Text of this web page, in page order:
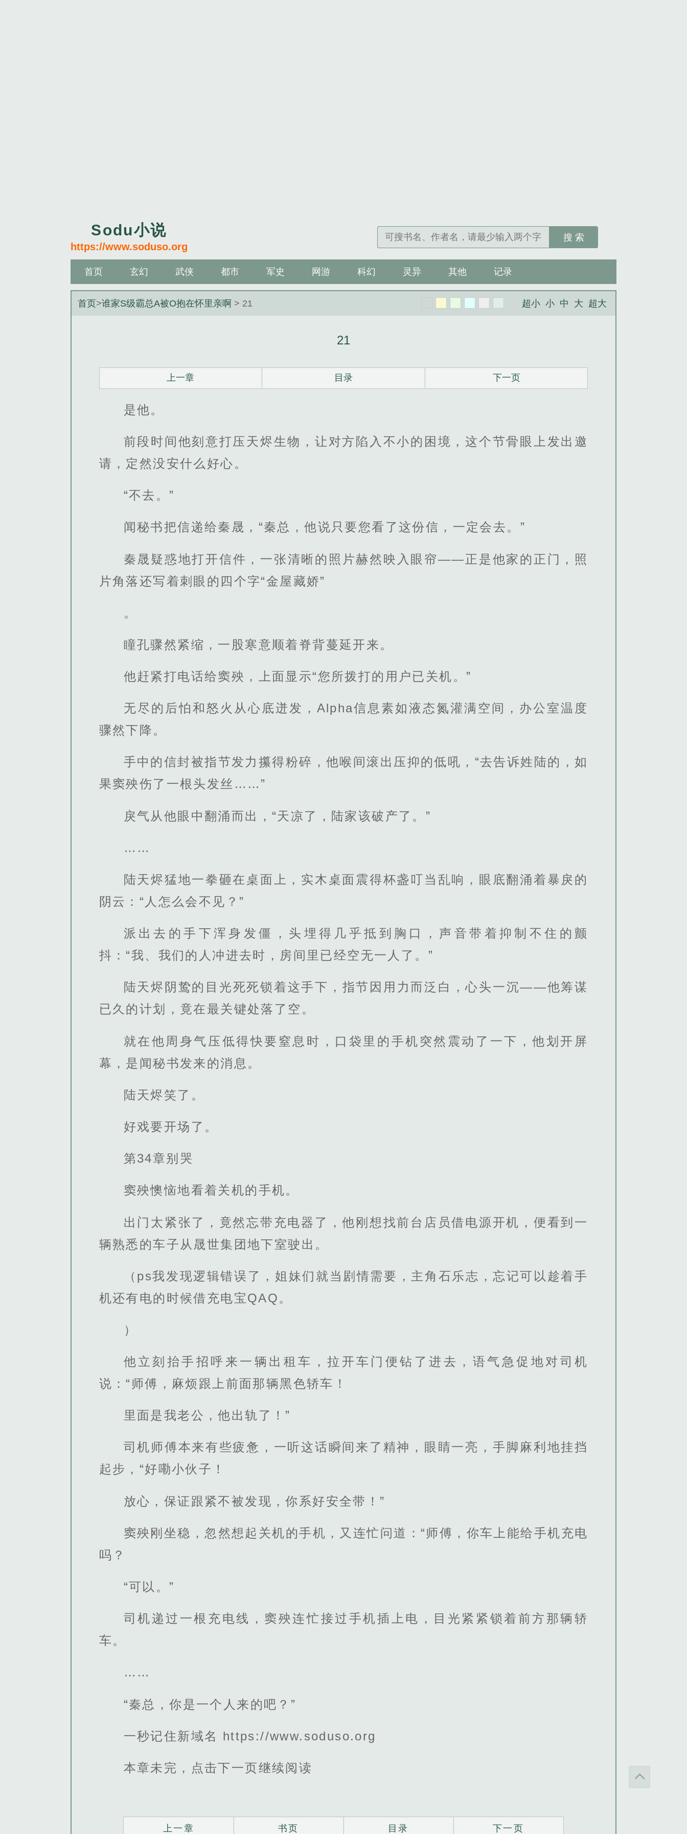
Sodu小说
https://www.soduso.org
搜 索
首页 玄幻 武侠 都市 军史 网游 科幻 灵异 其他 记录
首页>谁家S级霸总A被O抱在怀里亲啊 > 21 超小 小 中 大 超大
21
上一章 目录 下一页
是他。
前段时间他刻意打压天烬生物，让对方陷入不小的困境，这个节骨眼上发出邀
请，定然没安什么好心。
“不去。”
闻秘书把信递给秦晟，“秦总，他说只要您看了这份信，一定会去。”
秦晟疑惑地打开信件，一张清晰的照片赫然映入眼帘——正是他家的正门，照
片角落还写着刺眼的四个字“金屋藏娇”
。
瞳孔骤然紧缩，一股寒意顺着脊背蔓延开来。
他赶紧打电话给窦殃，上面显示“您所拨打的用户已关机。”
无尽的后怕和怒火从心底迸发，Alpha信息素如液态氮灌满空间，办公室温度
骤然下降。
手中的信封被指节发力攥得粉碎，他喉间滚出压抑的低吼，“去告诉姓陆的，如
果窦殃伤了一根头发丝……”
戾气从他眼中翻涌而出，“天凉了，陆家该破产了。”
……
陆天烬猛地一拳砸在桌面上，实木桌面震得杯盏叮当乱响，眼底翻涌着暴戾的
阴云：“人怎么会不见？”
派出去的手下浑身发僵，头埋得几乎抵到胸口，声音带着抑制不住的颤
抖：“我、我们的人冲进去时，房间里已经空无一人了。”
陆天烬阴鸷的目光死死锁着这手下，指节因用力而泛白，心头一沉——他筹谋
已久的计划，竟在最关键处落了空。
就在他周身气压低得快要窒息时，口袋里的手机突然震动了一下，他划开屏
幕，是闻秘书发来的消息。
陆天烬笑了。
好戏要开场了。
第34章别哭
窦殃懊恼地看着关机的手机。
出门太紧张了，竟然忘带充电器了，他刚想找前台店员借电源开机，便看到一
辆熟悉的车子从晟世集团地下室驶出。
（ps我发现逻辑错误了，姐妹们就当剧情需要，主角石乐志，忘记可以趁着手
机还有电的时候借充电宝QAQ。
）
他立刻抬手招呼来一辆出租车，拉开车门便钻了进去，语气急促地对司机
说：“师傅，麻烦跟上前面那辆黑色轿车！
里面是我老公，他出轨了！”
司机师傅本来有些疲惫，一听这话瞬间来了精神，眼睛一亮，手脚麻利地挂挡
起步，“好嘞小伙子！
放心，保证跟紧不被发现，你系好安全带！”
窦殃刚坐稳，忽然想起关机的手机，又连忙问道：“师傅，你车上能给手机充电
吗？
“可以。”
司机递过一根充电线，窦殃连忙接过手机插上电，目光紧紧锁着前方那辆轿
车。
……
“秦总，你是一个人来的吧？”
一秒记住新域名 https://www.soduso.org
本章未完，点击下一页继续阅读
上一章 书页 目录 下一页